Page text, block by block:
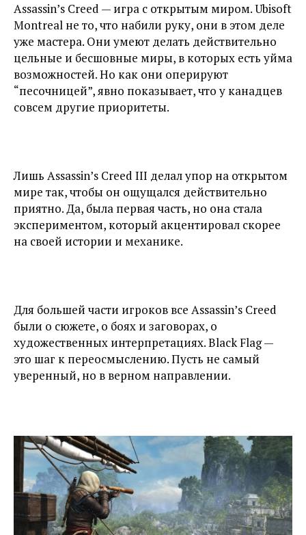
Assassin’s Creed — игра с открытым миром. Ubisoft
Montreal не то, что набили руку, они в этом деле
уже мастера. Они умеют делать действительно
цельные и бесшовные миры, в которых есть уйма
возможностей. Но как они оперируют
“песочницей”, явно показывает, что у канадцев
совсем другие приоритеты.
Лишь Assassin’s Creed III делал упор на открытом
мире так, чтобы он ощущался действительно
приятно. Да, была первая часть, но она стала
экспериментом, который акцентировал скорее
на своей истории и механике.
Для большей части игроков все Assassin’s Creed
были о сюжете, о боях и заговорах, о
художественных интерпретациях. Black Flag —
это шаг к переосмыслению. Пусть не самый
уверенный, но в верном направлении.